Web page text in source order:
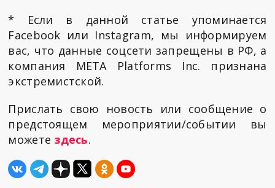
* Если в данной статье упоминается
Facebook или Instagram, мы информируем
вас, что данные соцсети запрещены в РФ, а
компания META Platforms Inc. признана
экстремистской.
Прислать свою новость или сообщение о
предстоящем мероприятии/событии вы
можете здесь.